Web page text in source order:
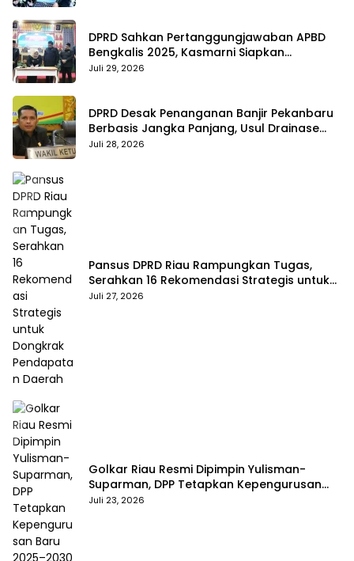
DPRD Sahkan Pertanggungjawaban APBD
Bengkalis 2025, Kasmarni Siapkan
Pemanfaatan SiLPA
Juli 29, 2026
DPRD Desak Penanganan Banjir Pekanbaru
Berbasis Jangka Panjang, Usul Drainase
Raksasa dan Kolam Retensi
Juli 28, 2026
Pansus DPRD Riau Rampungkan Tugas,
Serahkan 16 Rekomendasi Strategis untuk
Dongkrak Pendapatan Daerah
Juli 27, 2026
Golkar Riau Resmi Dipimpin Yulisman-
Suparman, DPP Tetapkan Kepengurusan
Baru 2025–2030
Juli 23, 2026